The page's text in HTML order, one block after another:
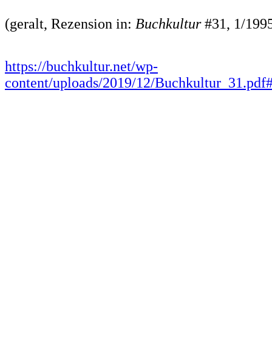
(geralt, Rezension in: Buchkultur#31, 1/
https://buchkultur.net/wp-
content/uploads/2019/12/